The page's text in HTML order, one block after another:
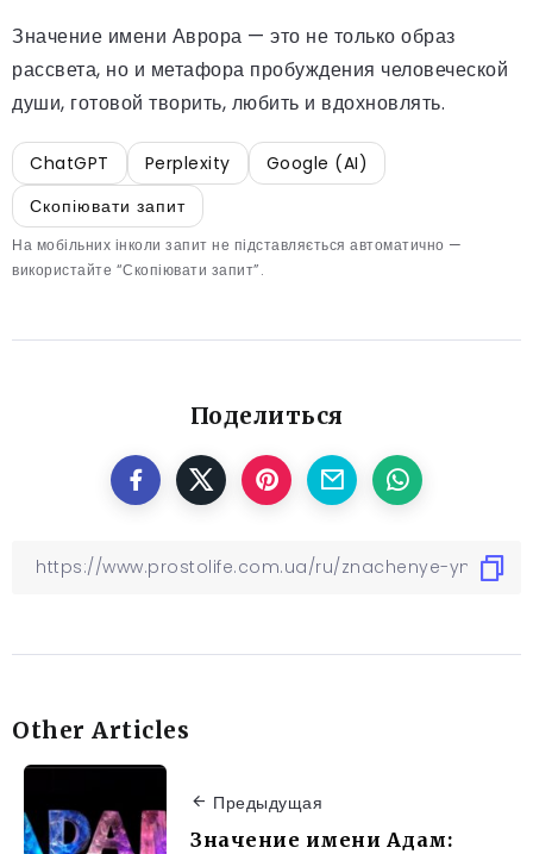
Значение имени Аврора — это не только образ
рассвета, но и метафора пробуждения человеческой
души, готовой творить, любить и вдохновлять.
ChatGPT Perplexity
Google (AI)
Скопіювати запит
На мобільних інколи запит не підставляється автоматично —
використайте “Скопіювати запит”.
Поделиться
Other Articles
Предыдущая
Значение имени Адам: